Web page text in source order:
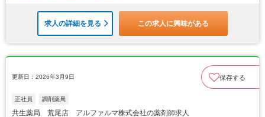
求人の詳細を見る この求人に興味がある
更新日：2026年3月9日 保存する
正社員 調剤薬局
共生薬局 荒尾店 アルファルマ株式会社の薬剤師求人